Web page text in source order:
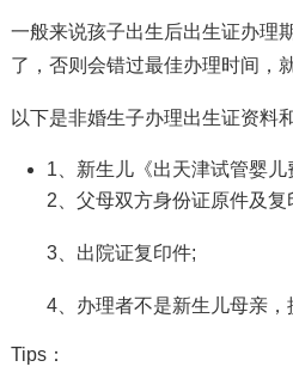
一般来说孩子出生后出生证办理
了，否则会错过最佳办理时间，
以下是非婚生子办理出生证资料
1、新生儿《出天津试管婴儿
2、父母双方身份证原件及复
3、出院证复印件;
4、办理者不是新生儿母亲，
Tips：